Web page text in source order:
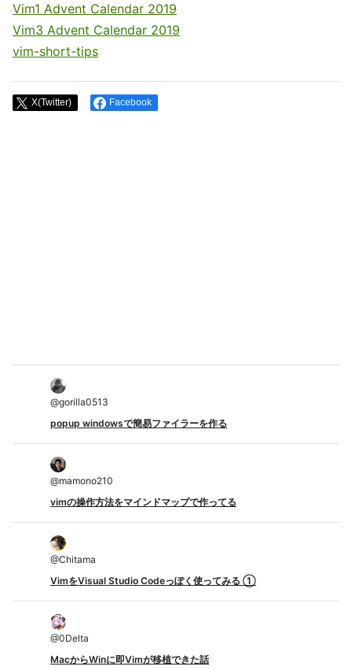
Vim1 Advent Calendar 2019
Vim3 Advent Calendar 2019
vim-short-tips
X(Twitter) Facebook
@gorilla0513
popup windowsで簡易ファイラーを作る
@mamono210
vimの操作方法をマインドマップで作ってる
@Chitama
VimをVisual Studio Codeっぽく使ってみる ①
@0Delta
MacからWinに即Vimが移植できた話